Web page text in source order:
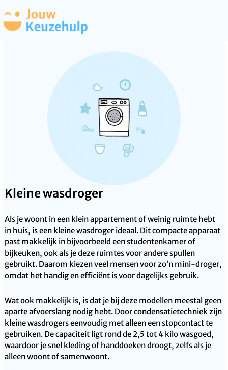
Kleine wasdroger
Als je woont in een klein appartement of weinig ruimte hebt
in huis, is een kleine wasdroger ideaal. Dit compacte apparaat
past makkelijk in bijvoorbeeld een studentenkamer of
bijkeuken, ook als je deze ruimtes voor andere spullen
gebruikt. Daarom kiezen veel mensen voor zo’n mini-droger,
omdat het handig en efficiënt is voor dagelijks gebruik.
Wat ook makkelijk is, is dat je bij deze modellen meestal geen
aparte afvoerslang nodig hebt. Door condensatietechniek zijn
kleine wasdrogers eenvoudig met alleen een stopcontact te
gebruiken. De capaciteit ligt rond de 2,5 tot 4 kilo wasgoed,
waardoor je snel kleding of handdoeken droogt, zelfs als je
alleen woont of samenwoont.